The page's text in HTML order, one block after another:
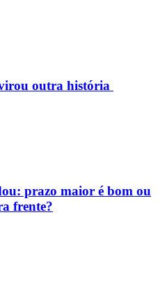
outra história
prazo maior é bom ou
frente?